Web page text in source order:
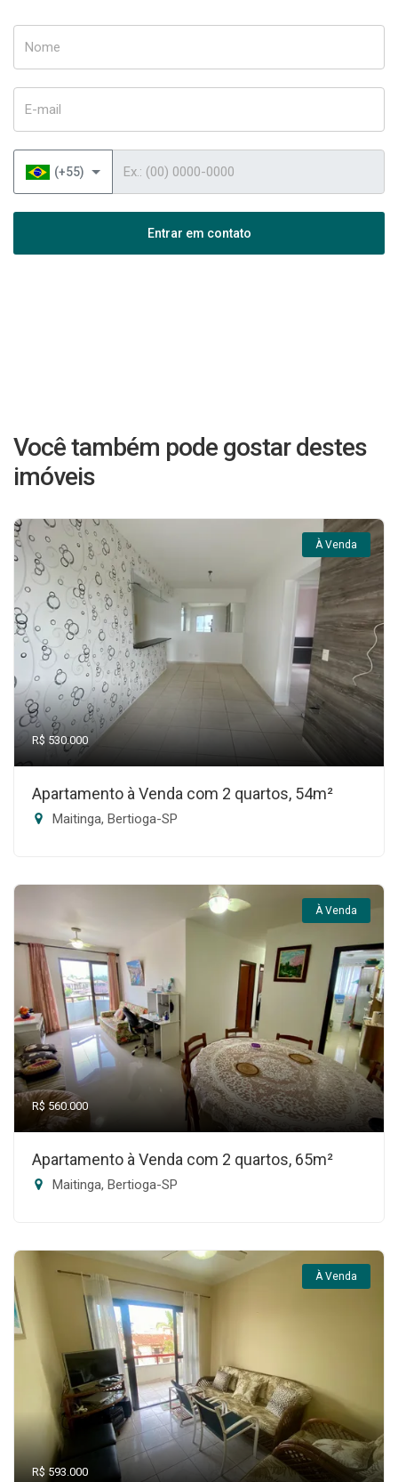
(+55)
Entrar em contato
Você também pode gostar destes
imóveis
À Venda
R$ 530.000
Apartamento à Venda com 2 quartos, 54m²
Maitinga, Bertioga-SP
À Venda
R$ 560.000
Apartamento à Venda com 2 quartos, 65m²
Maitinga, Bertioga-SP
À Venda
R$ 593.000